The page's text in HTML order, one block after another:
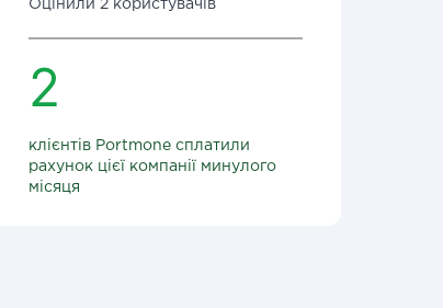
Оцінили 2 користувачів
2
клієнтів Portmone сплатили
рахунок цієї компанії минулого
місяця